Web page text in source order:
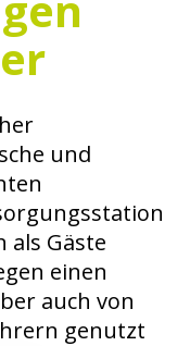
und
Gäste
einen
auch von
genutzt